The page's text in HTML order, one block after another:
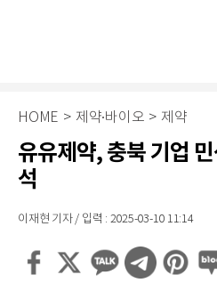
HOME > 제약∙바이오 > 제약
유유제약, 충북 기업
석
이재현 기자 / 입력 : 2025-03-10 11:14